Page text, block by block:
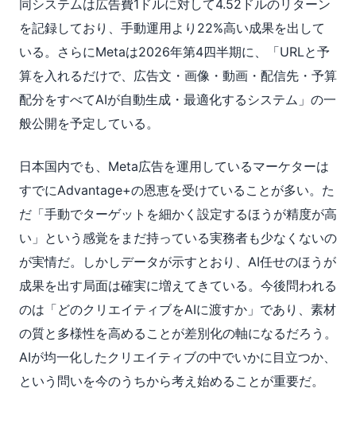
同システムは広告費1ドルに対して4.52ドルのリターン
を記録しており、手動運用より22%高い成果を出して
いる。さらにMetaは2026年第4四半期に、「URLと予
算を入れるだけで、広告文・画像・動画・配信先・予算
配分をすべてAIが自動生成・最適化するシステム」の一
般公開を予定している。
日本国内でも、Meta広告を運用しているマーケターは
すでにAdvantage+の恩恵を受けていることが多い。た
だ「手動でターゲットを細かく設定するほうが精度が高
い」という感覚をまだ持っている実務者も少なくないの
が実情だ。しかしデータが示すとおり、AI任せのほうが
成果を出す局面は確実に増えてきている。今後問われる
のは「どのクリエイティブをAIに渡すか」であり、素材
の質と多様性を高めることが差別化の軸になるだろう。
AIが均一化したクリエイティブの中でいかに目立つか、
という問いを今のうちから考え始めることが重要だ。